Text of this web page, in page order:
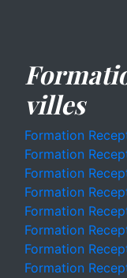
villes
Formation
Formation
Formation
Formation
Formation
Formation
Formation
Formation